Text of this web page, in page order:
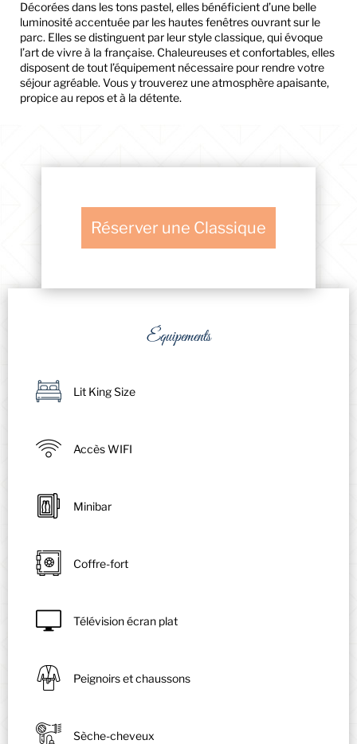
Décorées dans les tons pastel, elles bénéficient d’une belle
luminosité accentuée par les hautes fenêtres ouvrant sur le
parc. Elles se distinguent par leur style classique, qui évoque
l’art de vivre à la française. Chaleureuses et confortables, elles
disposent de tout l’équipement nécessaire pour rendre votre
séjour agréable. Vous y trouverez une atmosphère apaisante,
propice au repos et à la détente.
Équipements
Lit King Size
Accès WIFI
Minibar
Coffre-fort
Télévision écran plat
Peignoirs et chaussons
Sèche-cheveux
Réserver une Classique